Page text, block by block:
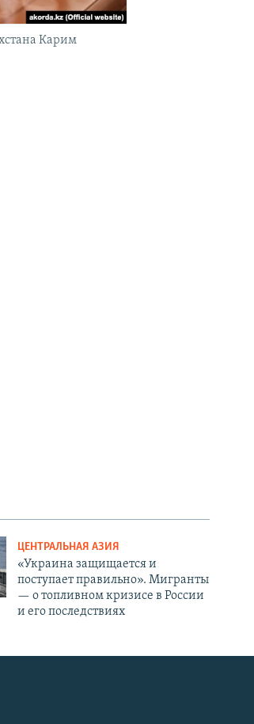
Карим
ЦЕНТРАЛЬНАЯ АЗИЯ
«Украина защищается и
поступает правильно». Мигранты
— о топливном кризисе в России
и его последствиях